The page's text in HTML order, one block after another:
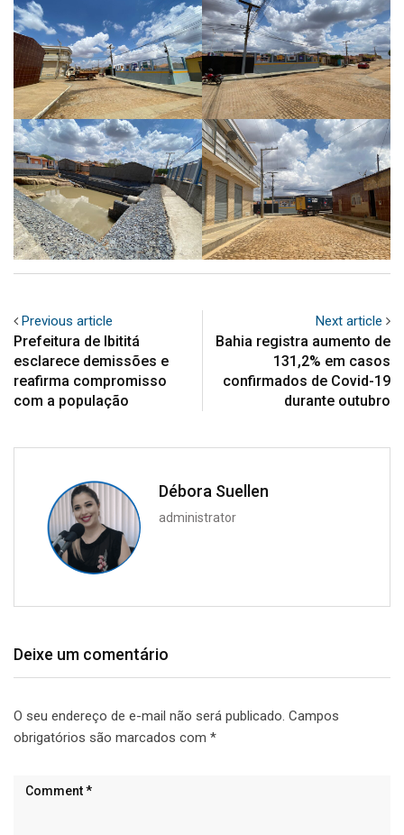
Previous article
Prefeitura de Ibititá
esclarece demissões e
reafirma compromisso
com a população
Next article
Bahia registra aumento de
131,2% em casos
confirmados de Covid-19
durante outubro
Débora Suellen
administrator
Deixe um comentário
O seu endereço de e-mail não será publicado. Campos
obrigatórios são marcados com *